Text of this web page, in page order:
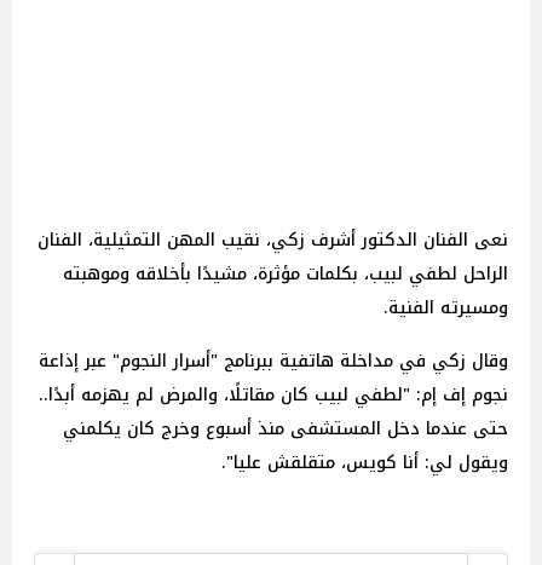
نعى الفنان الدكتور أشرف زكي، نقيب المهن التمثيلية، الفنان
الراحل لطفي لبيب، بكلمات مؤثرة، مشيدًا بأخلاقه وموهبته
ومسيرته الفنية.
وقال زكي في مداخلة هاتفية ببرنامج "أسرار النجوم" عبر إذاعة
نجوم إف إم: "لطفي لبيب كان مقاتلًا، والمرض لم يهزمه أبدًا..
حتى عندما دخل المستشفى منذ أسبوع وخرج كان يكلمني
ويقول لي: أنا كويس، متقلقش عليا".